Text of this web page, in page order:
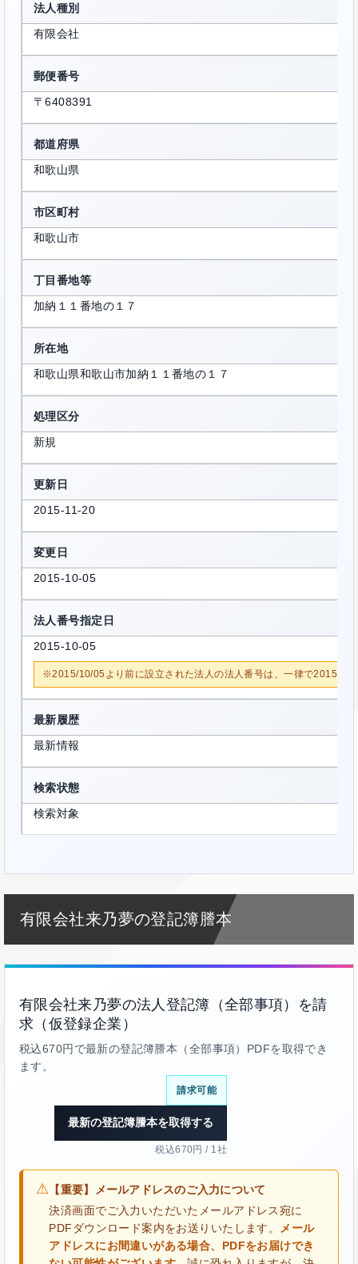
法人種別
有限会社
郵便番号
〒6408391
都道府県
和歌山県
市区町村
和歌山市
丁目番地等
加納１１番地の１７
所在地
和歌山県和歌山市加納１１番地の１７
処理区分
新規
更新日
2015-11-20
変更日
2015-10-05
法人番号指定日
2015-10-05
※2015/10/05より前に設立された法人の法人番号は、一律で2015/10/
最新履歴
最新情報
検索状態
検索対象
有限会社来乃夢の登記簿謄本
有限会社来乃夢の法人登記簿（全部事項）を請
求（仮登録企業）
税込670円で最新の登記簿謄本（全部事項）PDFを取得でき
ます。
請求可能
最新の登記簿謄本を取得する
税込670円 / 1社
⚠ 【重要】メールアドレスのご入力について
決済画面でご入力いただいたメールアドレス宛に
PDFダウンロード案内をお送りいたします。
メール
アドレスにお間違いがある場合、PDFをお届けでき